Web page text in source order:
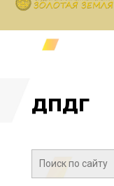
ДПДГ
Поиск: